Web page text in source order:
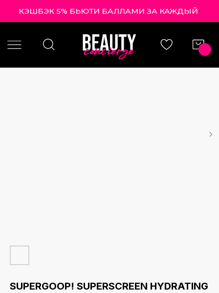
КЭШБЭК 5% БЬЮТИ БАЛЛАМИ ЗА КАЖ
SUPERGOOP! SUPERSCREEN HYDRATING